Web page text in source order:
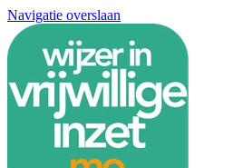
Navigatie overslaan